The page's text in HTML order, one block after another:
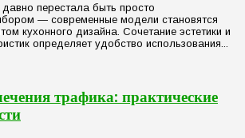
перестала быть просто
— современные модели становятся
кухонного дизайна. Сочетание эстетики и
определяет удобство использования...
трафика: практические